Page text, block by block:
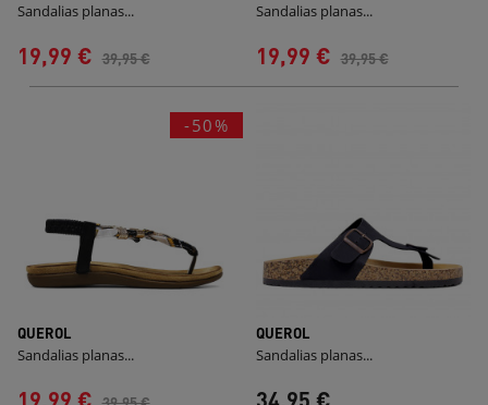
Sandalias planas...
19,99 € 39,95 €
Sandalias planas...
19,99 € 39,95 €
-50%
QUEROL
Sandalias planas...
QUEROL
Sandalias planas...